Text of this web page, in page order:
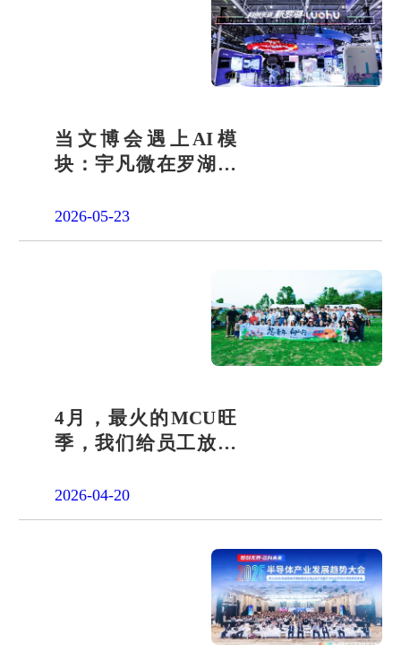
当文博会遇上AI模
块：宇凡微在罗湖展
答卷
2026-05-23
4月，最火的MCU旺
季，我们给员工放了
2026-04-20